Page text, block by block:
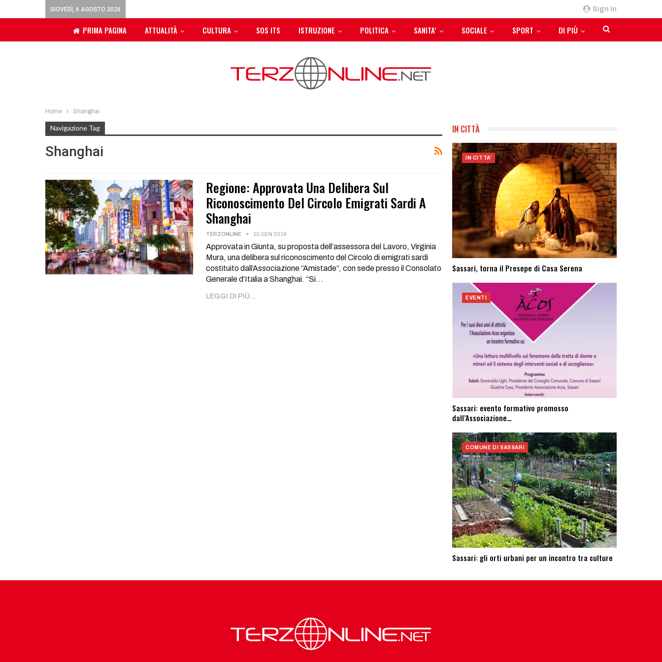
Sign In
GIOVEDÌ, 6 AGOSTO 2026
PRIMA PAGINA ATTUALITÀ CULTURA SOS ITS ISTRUZIONE POLITICA SANITA’ SOCIALE SPORT DI PIÙ
Home Shanghai
Navigazione Tag
Shanghai
Regione: Approvata Una Delibera Sul
Riconoscimento Del Circolo Emigrati Sardi A
Shanghai
TERZONLINE 15 GEN 2019
Approvata in Giunta, su proposta dell’assessora del Lavoro, Virginia
Mura, una delibera sul riconoscimento del Circolo di emigrati sardi
costituito dall’Associazione “Amistade”, con sede presso il Consolato
Generale d’Italia a Shanghai. “Si…
LEGGI DI PIÙ...
IN CITTÀ
IN CITTA'
Sassari, torna il Presepe di Casa Serena
EVENTI
Sassari: evento formativo promosso
dall’Associazione…
COMUNE DI SASSARI
Sassari: ​gli orti urbani per un incontro tra culture